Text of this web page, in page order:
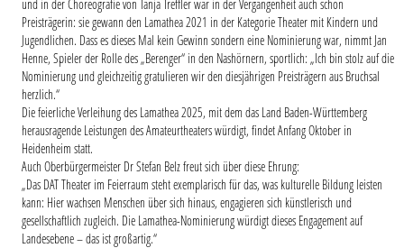
und in der Choreografie von Tanja Treffler war in der Vergangenheit auch schon
Preisträgerin: sie gewann den Lamathea 2021 in der Kategorie Theater mit Kindern und
Jugendlichen. Dass es dieses Mal kein Gewinn sondern eine Nominierung war, nimmt Jan
Henne, Spieler der Rolle des „Berenger“ in den Nashörnern, sportlich: „Ich bin stolz auf die
Nominierung und gleichzeitig gratulieren wir den diesjährigen Preisträgern aus Bruchsal
herzlich.“
Die feierliche Verleihung des Lamathea 2025, mit dem das Land Baden-Württemberg
herausragende Leistungen des Amateurtheaters würdigt, findet Anfang Oktober in
Heidenheim statt.
Auch Oberbürgermeister Dr Stefan Belz freut sich über diese Ehrung:
„Das DAT Theater im Feierraum steht exemplarisch für das, was kulturelle Bildung leisten
kann: Hier wachsen Menschen über sich hinaus, engagieren sich künstlerisch und
gesellschaftlich zugleich. Die Lamathea-Nominierung würdigt dieses Engagement auf
Landesebene – das ist großartig.“